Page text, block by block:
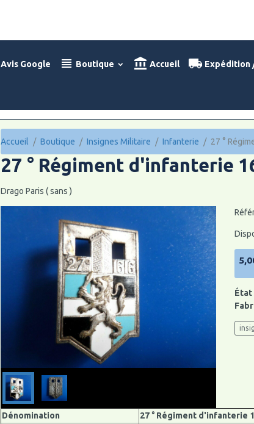
Avis Google Boutique Accueil Expédition
Accueil Boutique Insignes Militaire Infanterie 27 °
27 ° Régiment d'infanterie
Drago Paris ( sans )
État
Dénomination
27 ° Régiment d'infanterie